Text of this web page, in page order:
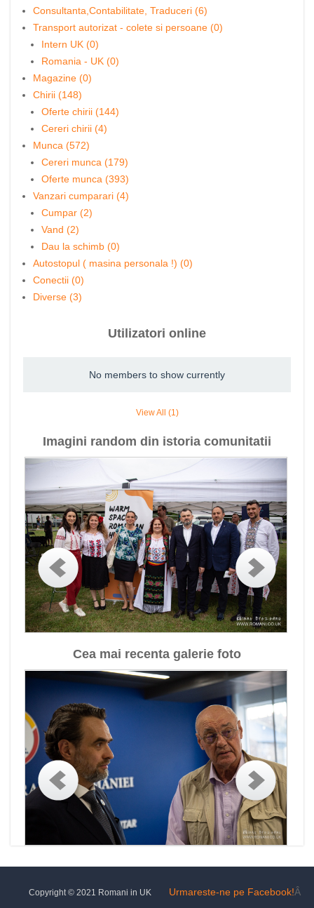
Consultanta,Contabilitate, Traduceri (6)
Transport autorizat - colete si persoane (0)
Intern UK (0)
Romania - UK (0)
Magazine (0)
Chirii (148)
Oferte chirii (144)
Cereri chirii (4)
Munca (572)
Cereri munca (179)
Oferte munca (393)
Vanzari cumparari (4)
Cumpar (2)
Vand (2)
Dau la schimb (0)
Autostopul ( masina personala !) (0)
Conectii (0)
Diverse (3)
Utilizatori online
No members to show currently
View All (1)
Imagini random din istoria comunitatii
Cea mai recenta galerie foto
Urmareste-ne pe Facebook!Â
Copyright © 2021 Romani in UK